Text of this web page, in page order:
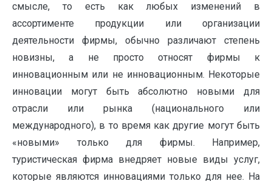
смысле, то есть как любых изменений в
ассортименте продукции или организации
деятельности фирмы, обычно различают степень
новизны, а не просто относят фирмы к
инновационным или не инновационным. Некоторые
инновации могут быть абсолютно новыми для
отрасли или рынка (национального или
международного), в то время как другие могут быть
«новыми» только для фирмы. Например,
туристическая фирма внедряет новые виды услуг,
которые являются инновациями только для нее. На